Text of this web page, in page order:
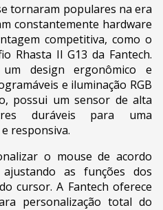
tornaram populares na era
constantemente hardware
competitiva, como o
Rhasta II G13 da Fantech.
design ergonômico e
e iluminação RGB
possui um sensor de alta
duráveis para uma
responsiva.
o mouse de acordo
as funções dos
cursor. A Fantech oferece
personalização total do